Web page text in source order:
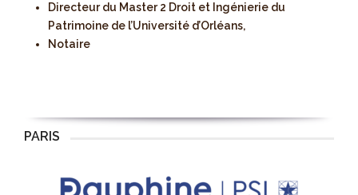
Directeur du Master 2 Droit et Ingénierie du
Patrimoine de l’Université d’Orléans,
Notaire
PARIS